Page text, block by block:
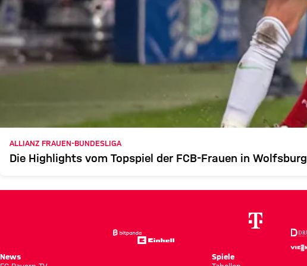
ALLIANZ FRAUEN-BUNDESLIGA
Die Highlights vom Topspiel der FCB-Frauen in Wolfsburg
News
Spiele